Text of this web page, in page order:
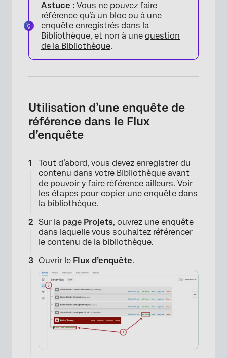
Astuce : Vous ne pouvez faire
référence qu’à un bloc ou à une
enquête enregistrés dans la
Bibliothèque, et non à une question
de la Bibliothèque.
Utilisation d’une enquête de
référence dans le Flux
d’enquête
Tout d’abord, vous devez enregistrer du
contenu dans votre Bibliothèque avant
de pouvoir y faire référence ailleurs. Voir
les étapes pour copier une enquête dans
la bibliothèque.
Sur la page Projets, ouvrez une enquête
dans laquelle vous souhaitez référencer
le contenu de la bibliothèque.
Ouvrir le Flux d’enquête.